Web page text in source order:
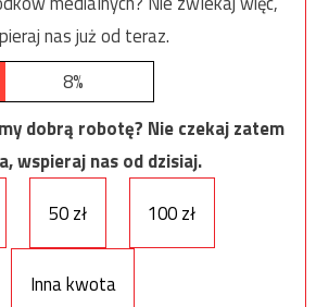
nas już od teraz.
8%
dobrą robotę? Nie czekaj zatem
wspieraj nas od dzisiaj.
50 zł 100 zł
Inna kwota